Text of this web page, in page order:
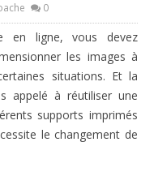
0
en ligne, vous devez
les images à
situations. Et la
appelé à réutiliser une
supports imprimés
le changement de